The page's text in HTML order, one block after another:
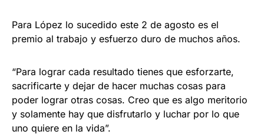
Para López lo sucedido este 2 de agosto es el
premio al trabajo y esfuerzo duro de muchos años.
“Para lograr cada resultado tienes que esforzarte,
sacrificarte y dejar de hacer muchas cosas para
poder lograr otras cosas. Creo que es algo meritorio
y solamente hay que disfrutarlo y luchar por lo que
uno quiere en la vida”.